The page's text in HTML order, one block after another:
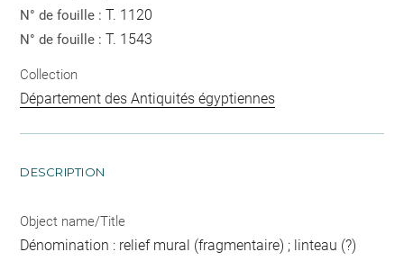
N° de fouille :T. 1120
N° de fouille :T. 1543
Collection
Département des Antiquités égyptiennes
DESCRIPTION
Object name/Title
Dénomination : relief mural (fragmentaire) ; linteau (?)